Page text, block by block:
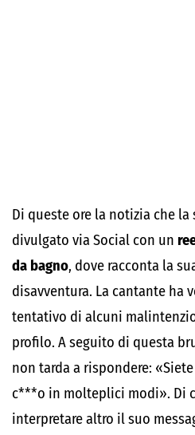
Di queste ore la notizia che la
divulgato via Social con un
da bagno, dove racconta la
disavventura. La cantante ha
tentativo di alcuni
profilo. A seguito di questa
non tarda a rispondere:
c***o in molteplici modi». Di
interpretare altro il suo